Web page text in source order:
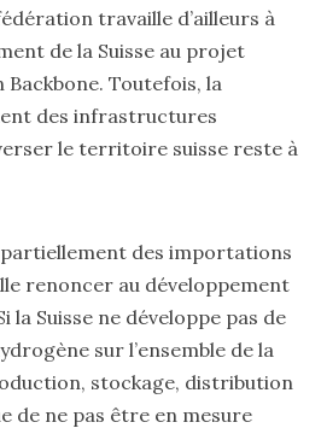
travaille d’ailleurs à
de la Suisse au projet
Backbone. Toutefois, la
des infrastructures
le territoire suisse reste à
des importations
renoncer au développement
la Suisse ne développe pas de
sur l’ensemble de la
stockage, distribution
de ne pas être en mesure